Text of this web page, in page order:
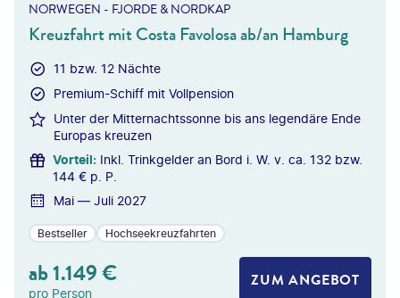
NORWEGEN - FJORDE & NORDKAP
Kreuzfahrt mit Costa Favolosa ab/an Hamburg
11 bzw. 12 Nächte
Premium-Schiff mit Vollpension
Unter der Mitternachtssonne bis ans legendäre Ende
Europas kreuzen
Vorteil: Inkl. Trinkgelder an Bord i. W. v. ca. 132 bzw.
144 € p. P.
Mai — Juli 2027
Bestseller Hochseekreuzfahrten
ab1.149€
pro Person
ZUM ANGEBOT